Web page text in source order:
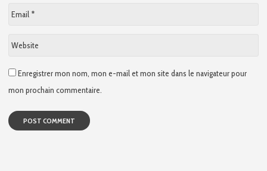
Email
Website
Enregistrer mon nom, mon e-mail et mon site dans le navigateur pour
mon prochain commentaire.